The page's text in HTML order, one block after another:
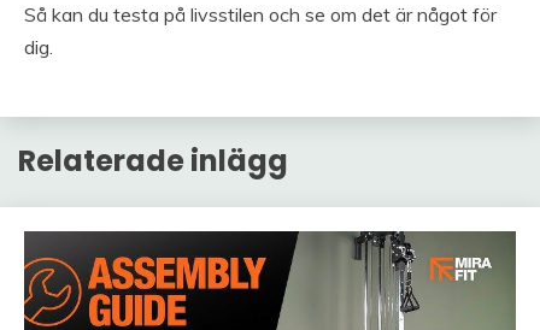
Så kan du testa på livsstilen och se om det är något för
dig.
Relaterade inlägg